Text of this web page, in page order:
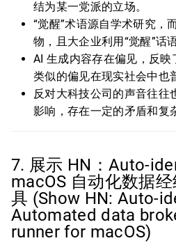
结为某一党派的立场。
“觉醒”术语源自学术研究，
物，且大企业利用“觉醒”话
AI 生成内容存在偏见，反
类似的偏见在现实社会中也
反对大科技公司的声音往往
影响，存在一定的矛盾和复
7. 展示 HN：Auto-
macOS 自动化数据
具 (Show HN: Auto-
Automated data
runner for macOS)